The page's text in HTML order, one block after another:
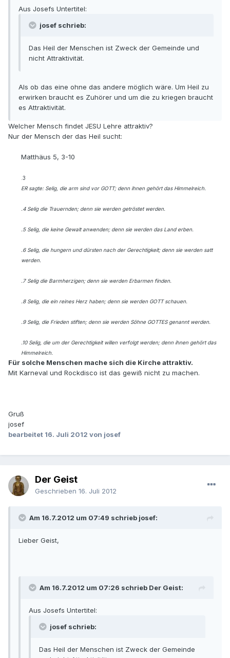
Aus Josefs Untertitel:
josef schrieb:
Das Heil der Menschen ist Zweck der Gemeinde und
nicht Attraktivität.
Als ob das eine ohne das andere möglich wäre. Um Heil zu
erwirken braucht es Zuhörer und um die zu kriegen braucht
es Attraktivität.
Welcher Mensch findet JESU Lehre attraktiv?
Nur der Mensch der das Heil sucht:
Matthäus 5, 3-10
.3
ER sagte: Selig, die arm sind vor GOTT; denn ihnen gehört das Himmelreich.
.4 Selig die Trauernden; denn sie werden getröstet werden.
.5 Selig, die keine Gewalt anwenden; denn sie werden das Land erben.
.6 Selig, die hungern und dürsten nach der Gerechtigkeit; denn sie werden satt
werden.
.7 Selig die Barmherzigen; denn sie werden Erbarmen finden.
.8 Selig, die ein reines Herz haben; denn sie werden GOTT schauen.
.9 Selig, die Frieden stiften; denn sie werden Söhne GOTTES genannt werden.
.10 Selig, die um der Gerechtigkeit willen verfolgt werden; denn ihnen gehört das
Himmelreich.
Für solche Menschen mache sich die Kirche attraktiv.
Mit Karneval und Rockdisco ist das gewiß nicht zu machen.
Gruß
josef
bearbeitet 16. Juli 2012 von josef
Der Geist
Geschrieben 16. Juli 2012
Am 16.7.2012 um 07:49 schrieb josef:
Lieber Geist,
Am 16.7.2012 um 07:26 schrieb Der Geist:
Aus Josefs Untertitel:
josef schrieb:
Das Heil der Menschen ist Zweck der Gemeinde